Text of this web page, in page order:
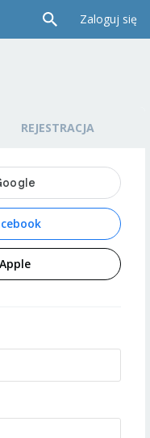
Zaloguj się
REJESTRACJA